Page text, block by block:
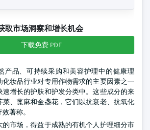
取市场洞察和增长机会
下载免费 PDF
产品、可持续采购和美容护理中的健康理
化妆品行业对专用作物需求的主要因素之一
速增长的护肤和护发分类中。这些成分的来
菜、蓖麻和金盏花，它们以抗衰老、抗氧化
著称。
的市场，得益于成熟的有机个人护理细分市